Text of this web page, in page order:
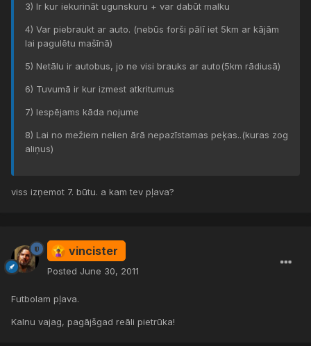
3) Ir kur iekurināt ugunskuru + var dabūt malku
4) Var piebraukt ar auto. (nebūs forši pālī iet 5km ar kājām
lai pagulētu mašīnā)
5) Netālu ir autobus, jo ne visi brauks ar auto(5km rādiusā)
6) Tuvumā ir kur izmest atkritumus
7) Iespējams kāda nojume
8) Lai no mežiem nelien ārā nepazīstamas peķas..(kuras zog
aliņus)
viss izņemot 7. būtu. a kam tev pļava?
vincister
Posted June 30, 2011
Futbolam pļava.
Kalnu vajag, pagājšgad reāli pietrūka!